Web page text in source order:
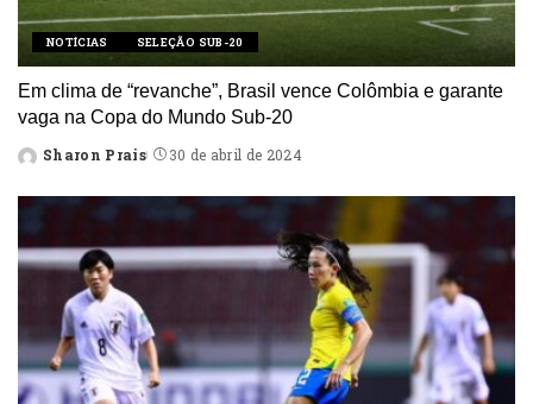
NOTÍCIAS SELEÇÃO SUB-20
Em clima de “revanche”, Brasil vence Colômbia e garante
vaga na Copa do Mundo Sub-20
Posted
Sharon Prais 30 de abril de 2024